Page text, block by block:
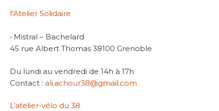
l’Atelier Solidaire
• Mistral – Bachelard
45 rue Albert Thomas 38100 Grenoble
Du lundi au vendredi de 14h à 17h
Contact : ali.achour38@gmail.com
L’atelier-vélo du 38